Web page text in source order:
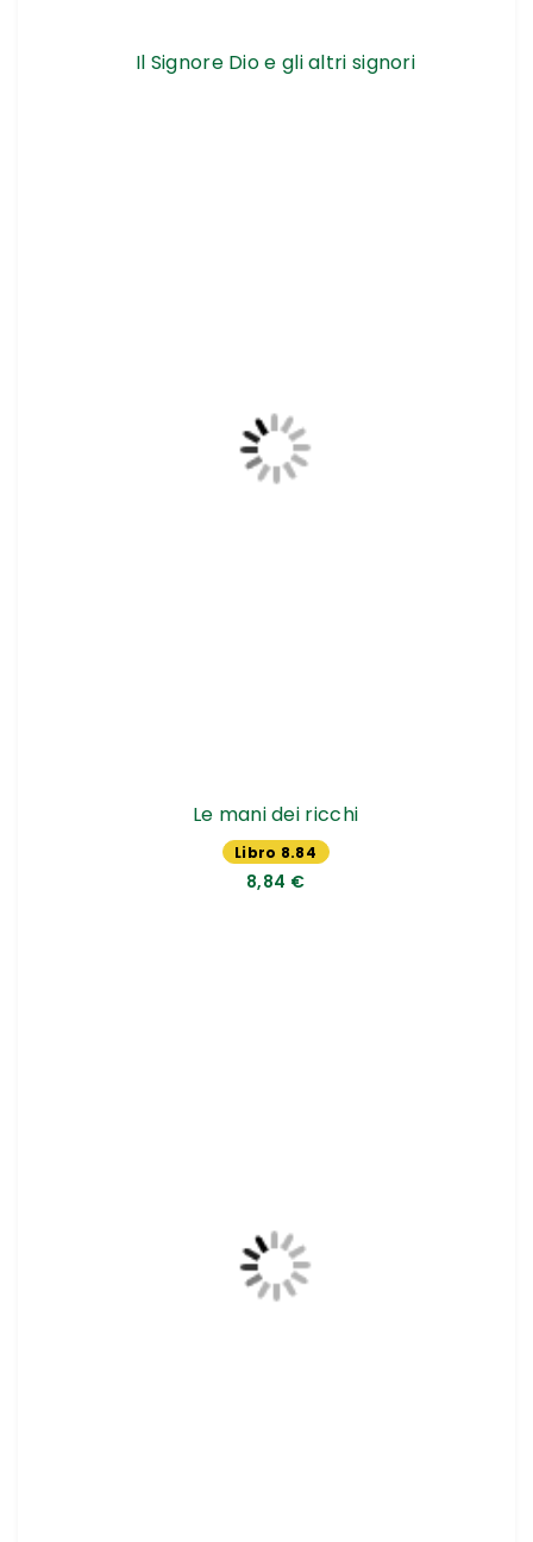
Il Signore Dio e gli altri signori
Le mani dei ricchi
Libro 8.84
€
8,84 €